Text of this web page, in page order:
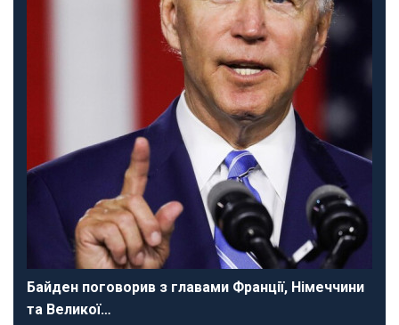
Байден поговорив з главами Франції, Німеччини
та Великої…